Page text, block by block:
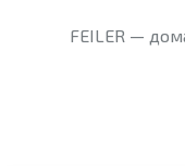
FEILER —